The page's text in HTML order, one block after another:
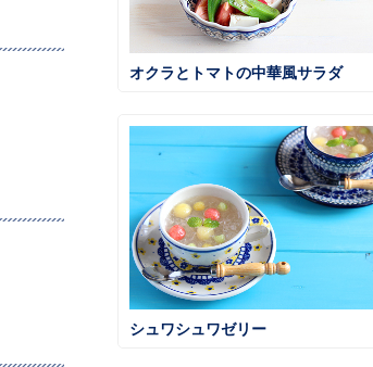
オクラとトマトの中華風サラダ
シュワシュワゼリー